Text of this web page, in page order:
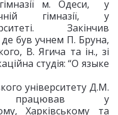
м. Одеси, у
гімназії, у
Закінчив
де був учнем П. Бруна,
В. Ягича та ін., зі
студія: “О языке
університету Д.М.
працював у
Харківському та